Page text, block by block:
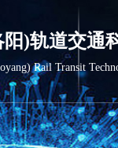
)轨道交通
Rail Transit